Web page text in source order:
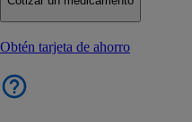
Obtén tarjeta de ahorro